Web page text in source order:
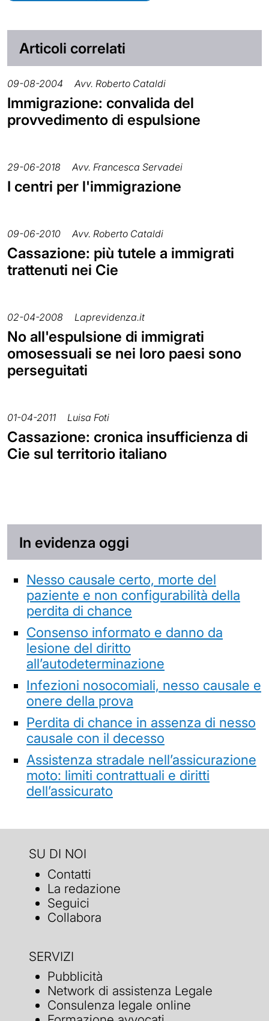
Articoli correlati
09-08-2004 Avv. Roberto Cataldi
Immigrazione: convalida del
provvedimento di espulsione
29-06-2018 Avv. Francesca Servadei
I centri per l'immigrazione
09-06-2010 Avv. Roberto Cataldi
Cassazione: più tutele a immigrati
trattenuti nei Cie
02-04-2008 Laprevidenza.it
No all'espulsione di immigrati
omosessuali se nei loro paesi sono
perseguitati
01-04-2011 Luisa Foti
Cassazione: cronica insufficienza di
Cie sul territorio italiano
In evidenza oggi
Nesso causale certo, morte del
paziente e non configurabilità della
perdita di chance
Consenso informato e danno da
lesione del diritto
all’autodeterminazione
Infezioni nosocomiali, nesso causale e
onere della prova
Perdita di chance in assenza di nesso
causale con il decesso
Assistenza stradale nell’assicurazione
moto: limiti contrattuali e diritti
dell’assicurato
SU DI NOI
Contatti
La redazione
Seguici
Collabora
SERVIZI
Pubblicità
Network di assistenza Legale
Consulenza legale online